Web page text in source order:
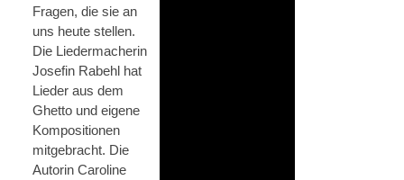
Fragen, die sie an
uns heute stellen.
Die Liedermacherin
Josefin Rabehl hat
Lieder aus dem
Ghetto und eigene
Kompositionen
mitgebracht. Die
Autorin Caroline